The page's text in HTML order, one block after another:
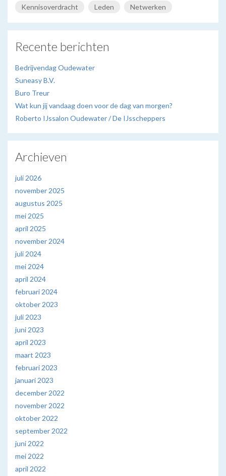
Kennisoverdracht
Leden Netwerken
Recente berichten
Bedrijvendag Oudewater
Suneasy B.V.
Buro Treur
Wat kun jij vandaag doen voor de dag van morgen?
Roberto IJssalon Oudewater / De IJsscheppers
Archieven
juli 2026
november 2025
augustus 2025
mei 2025
april 2025
november 2024
juli 2024
mei 2024
april 2024
februari 2024
oktober 2023
juli 2023
juni 2023
april 2023
maart 2023
februari 2023
januari 2023
december 2022
november 2022
oktober 2022
september 2022
juni 2022
mei 2022
april 2022